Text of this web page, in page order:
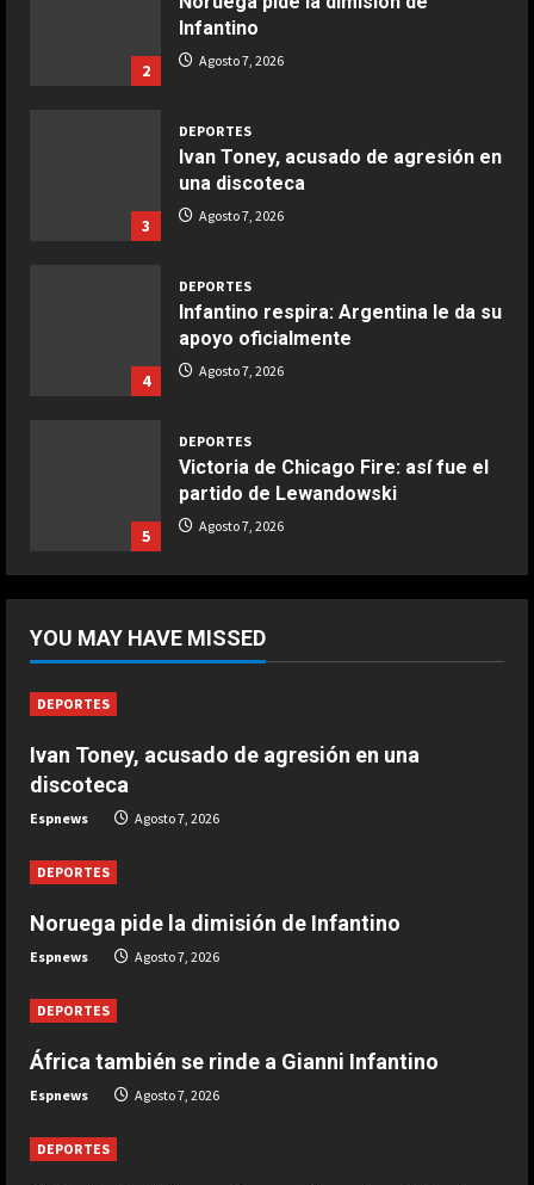
COCINA
Ensalada de espinacas deliciosa
COCINA
aire
COCINA
Buñuelos de alcachofas
5
COCINA
Ternera guisada con senderuelas
2
Infantino
Agosto 7, 2026
3
DEPORTES
Ivan Toney, acusado de agresión en
una discoteca
Agosto 7, 2026
4
DEPORTES
Infantino respira: Argentina le da su
apoyo oficialmente
Agosto 7, 2026
5
DEPORTES
Victoria de Chicago Fire: así fue el
partido de Lewandowski
Agosto 7, 2026
DEPORTES
Infantino
DEPORTES
Ivan Toney, acusado de agresión en
una discoteca
DEPORTES
Infantino respira: Argentina le da su
YOU MAY HAVE MISSED
DEPORTES
Ivan Toney, acusado de agresión en una
discoteca
Espnews Agosto 7, 2026
DEPORTES
Noruega pide la dimisión de Infantino
Espnews Agosto 7, 2026
DEPORTES
África también se rinde a Gianni Infantino
Espnews Agosto 7, 2026
DEPORTES